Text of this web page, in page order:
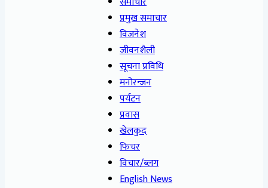
प्रमुख समाचार
विजनेश
जीवनशैली
सूचना प्रविधि
मनोरन्जन
पर्यटन
प्रवास
खेलकुद
फिचर
विचार/ब्लग
English News